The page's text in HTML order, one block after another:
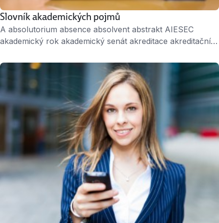
Slovník akademických pojmů
A absolutorium absence absolvent abstrakt AIESEC
akademický rok akademický senát akreditace akreditační
aula B B.A. BA (Hons.) bakalář bakalářská práce Bc. BcA.
Betlémská kaple Bloková výuka Boloňská deklarace
Boloňský systém Bolzanova cena Bsc. buddy systém C
CAE CAMBAS CEEPUS celoživotní vzdělávání Centrum
pro studium vysokého školství citační …